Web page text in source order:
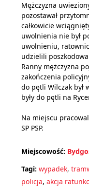
Mężczyzna
pozostawał
całkowicie
uwolnienia nie był
uwolnieniu,
udzielili
Ranny mężczyzna
zakończenia
do pętli Wilczak był
były do pętli na
Na miejscu
SP PSP.
Miejscowość:
Tagi: wypadek,
policja, akcja